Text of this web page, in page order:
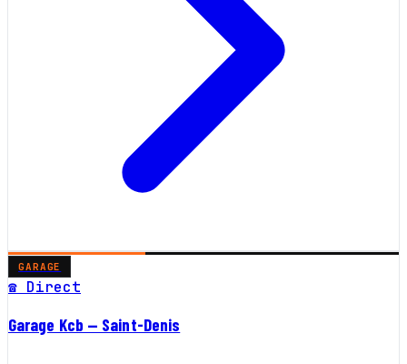
GARAGE
☎ Direct
Garage Kcb — Saint-Denis